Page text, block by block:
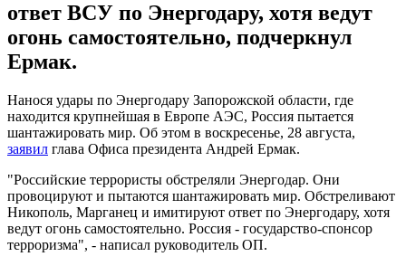
ответ ВСУ по Энергодару, хотя ведут
огонь самостоятельно, подчеркнул
Ермак.
Нанося удары по Энергодару Запорожской области, где
находится крупнейшая в Европе АЭС, Россия пытается
шантажировать мир. Об этом в воскресенье, 28 августа,
заявил глава Офиса президента Андрей Ермак.
"Российские террористы обстреляли Энергодар. Они
провоцируют и пытаются шантажировать мир. Обстреливают
Никополь, Марганец и имитируют ответ по Энергодару, хотя
ведут огонь самостоятельно. Россия - государство-спонсор
терроризма", - написал руководитель ОП.